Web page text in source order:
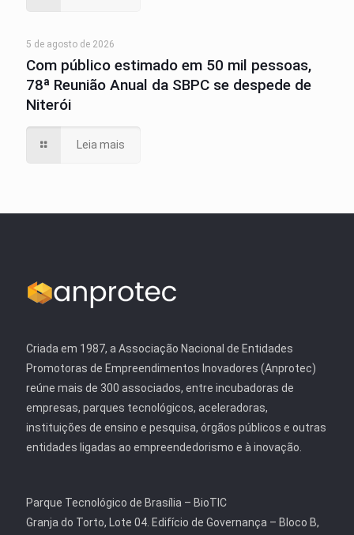
5 de agosto de 2026
Com público estimado em 50 mil pessoas,
78ª Reunião Anual da SBPC se despede de
Niterói
Leia mais
Criada em 1987, a Associação Nacional de Entidades
Promotoras de Empreendimentos Inovadores (Anprotec)
reúne mais de 300 associados, entre incubadoras de
empresas, parques tecnológicos, aceleradoras,
instituições de ensino e pesquisa, órgãos públicos e outras
entidades ligadas ao empreendedorismo e à inovação.
Parque Tecnológico de Brasília – BioTIC
Granja do Torto, Lote 04. Edifício de Governança – Bloco B,